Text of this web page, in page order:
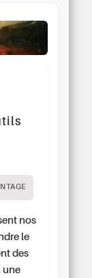
nos
le
des
une